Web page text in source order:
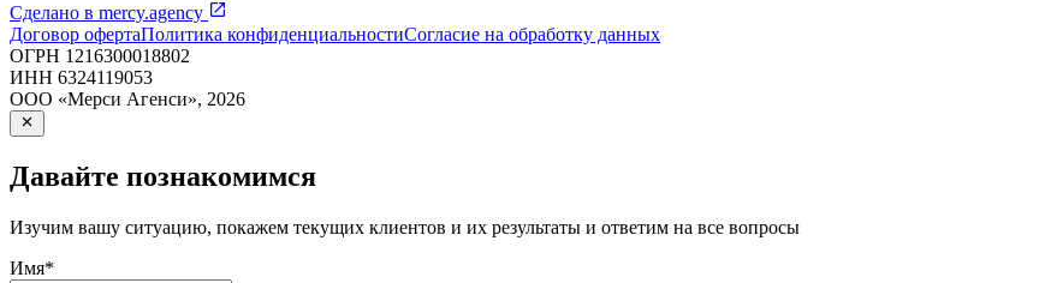
Сделано в mercy.agency
Договор офертаПолитика конфиденциальностиСогласие на обработку данных
ОГРН 1216300018802
ИНН 6324119053
ООО «Мерси Агенси», 2026
Давайте познакомимся
Изучим вашу ситуацию, покажем текущих клиентов и их результаты и ответим на все вопросы
Имя*